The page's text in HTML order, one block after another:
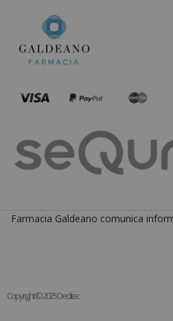
Farmacia Galdeano comunica
Copyright © 2025 Deditec